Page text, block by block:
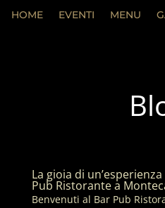
HOME EVENTI MENU
La gioia di
Pub Ristorante a
Benvenuti al Bar Pub